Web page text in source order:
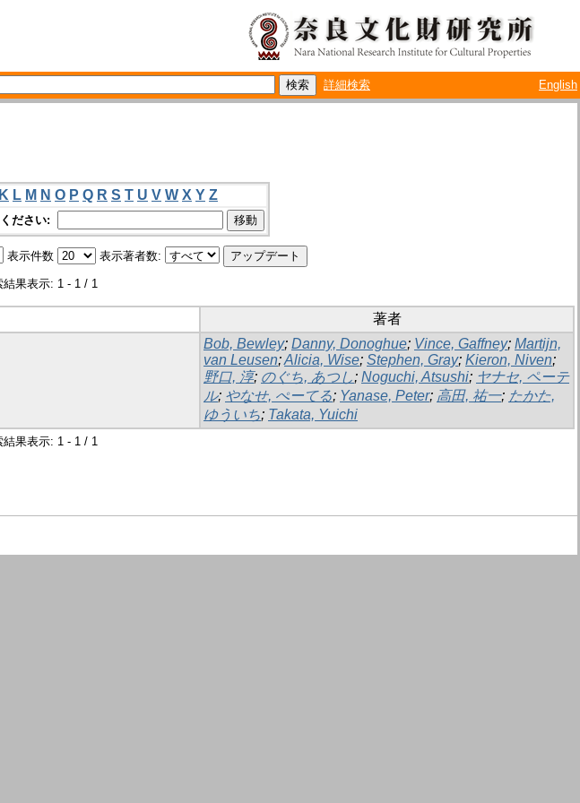
詳細検索 English
K L M N O P Q R S T U V W X Y Z
ださい:
表示件数 表示著者数:
結果表示: 1 - 1 / 1
著者
Bob, Bewley; Danny, Donoghue; Vince, Gaffney; Martijn,
van Leusen;Alicia, Wise; Stephen, Gray; Kieron, Niven;
野口, 淳; のぐち, あつし; Noguchi, Atsushi; ヤナセ, ペーテ
ル; やなせ, ぺーてる; Yanase, Peter; 高田, 祐一; たかた,
ゆういち; Takata, Yuichi
結果表示: 1 - 1 / 1